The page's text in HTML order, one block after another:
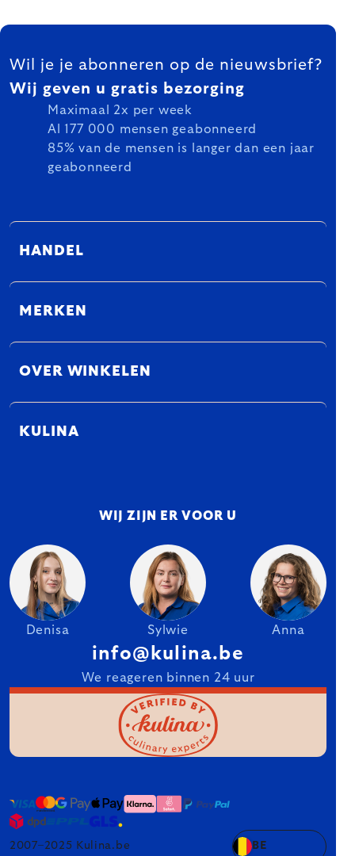
FOOTER
Wil je je abonneren op de nieuwsbrief?
Wij geven u gratis bezorging
Maximaal 2x per week
Al 177 000 mensen geabonneerd
85% van de mensen is langer dan een jaar
geabonneerd
HANDEL
MERKEN
OVER WINKELEN
KULINA
WIJ ZIJN ER VOOR U
Denisa Sylwie Anna
info@kulina.be
We reageren binnen 24 uur
2007–2025 Kulina.be BE